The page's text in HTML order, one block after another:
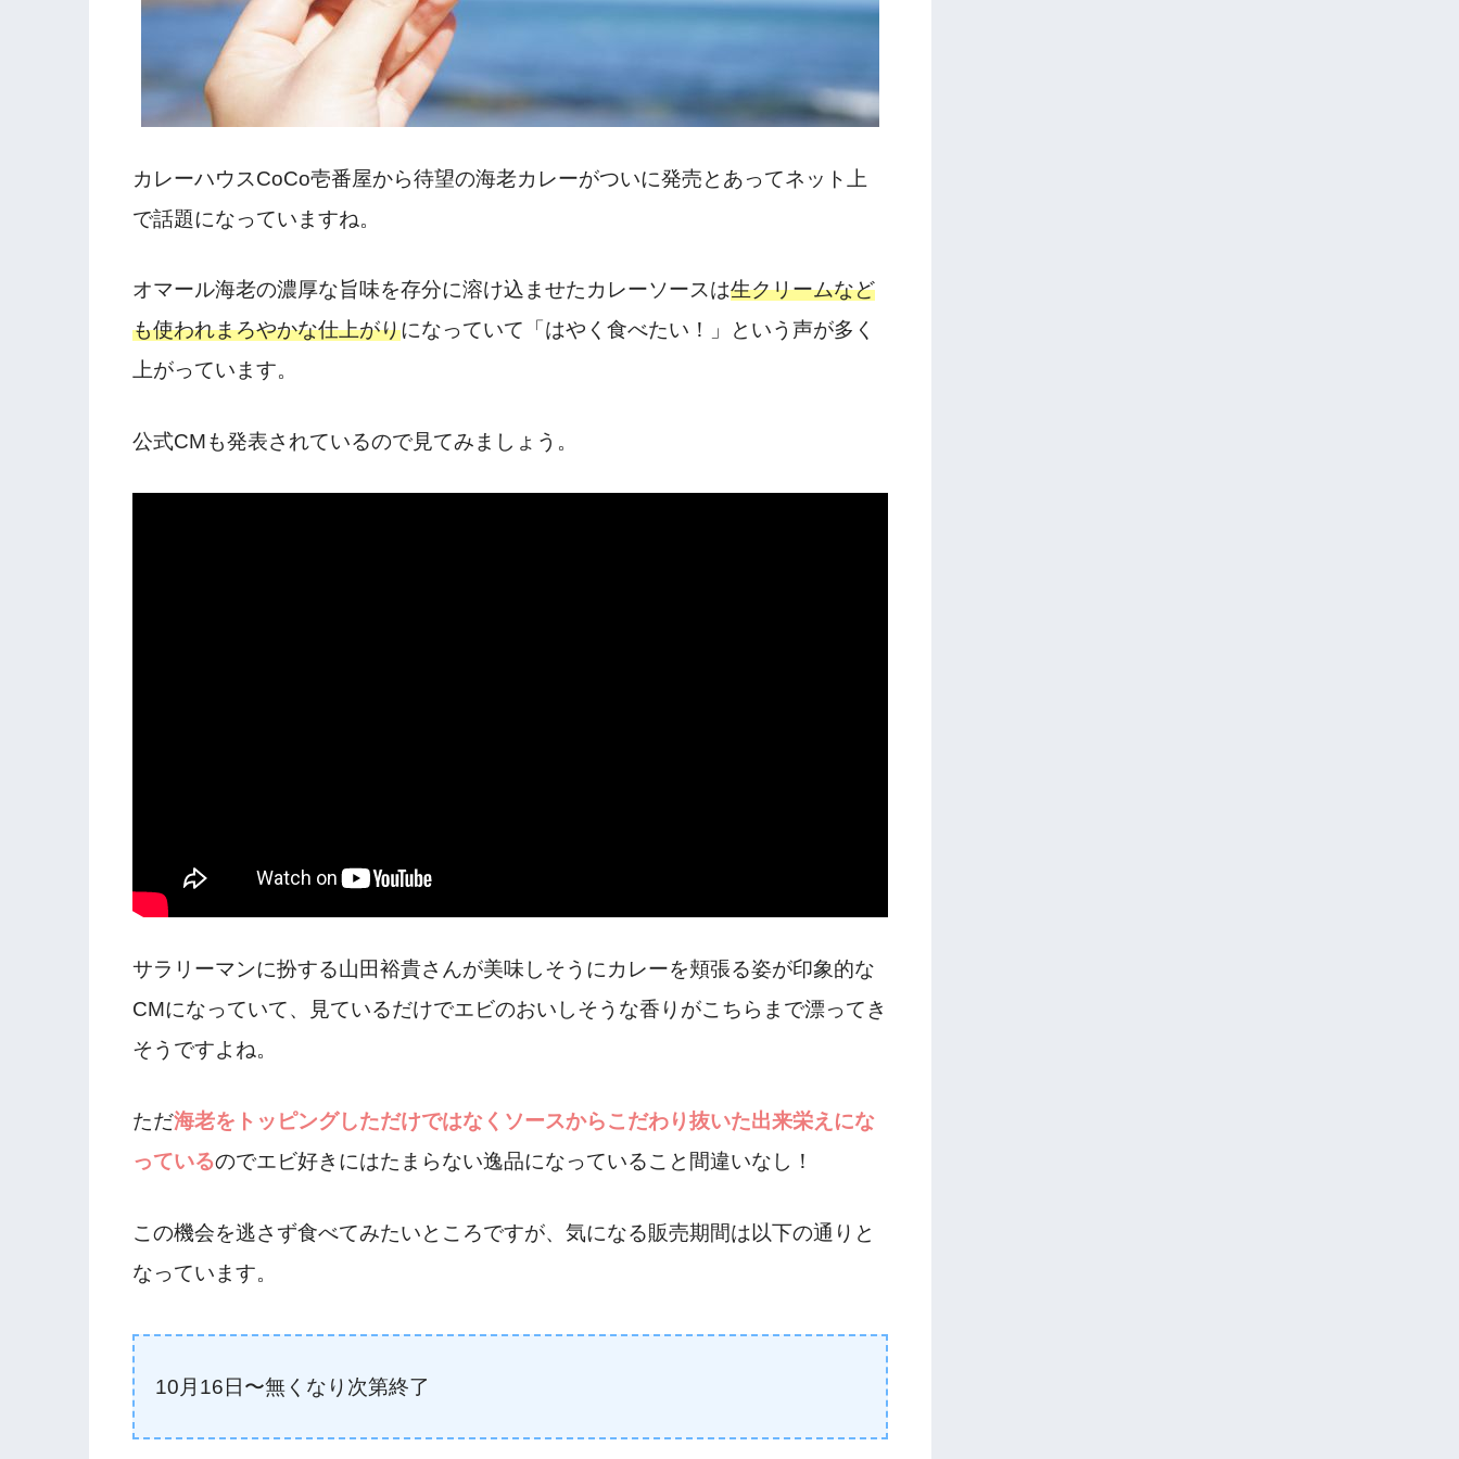
カレーハウスCoCo壱番屋から待望の海老カレーがついに発売とあってネット上
で話題になっていますね。
オマール海老の濃厚な旨味を存分に溶け込ませたカレーソースは生クリームなど
も使われまろやかな仕上がりになっていて「はやく食べたい！」という声が多く
上がっています。
公式CMも発表されているので見てみましょう。
サラリーマンに扮する山田裕貴さんが美味しそうにカレーを頬張る姿が印象的な
CMになっていて、見ているだけでエビのおいしそうな香りがこちらまで漂ってき
そうですよね。
ただ海老をトッピングしただけではなくソースからこだわり抜いた出来栄えにな
っているのでエビ好きにはたまらない逸品になっていること間違いなし！
この機会を逃さず食べてみたいところですが、気になる販売期間は以下の通りと
なっています。
10月16日〜無くなり次第終了